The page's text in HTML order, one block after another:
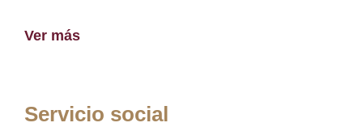
Ver más
Servicio social